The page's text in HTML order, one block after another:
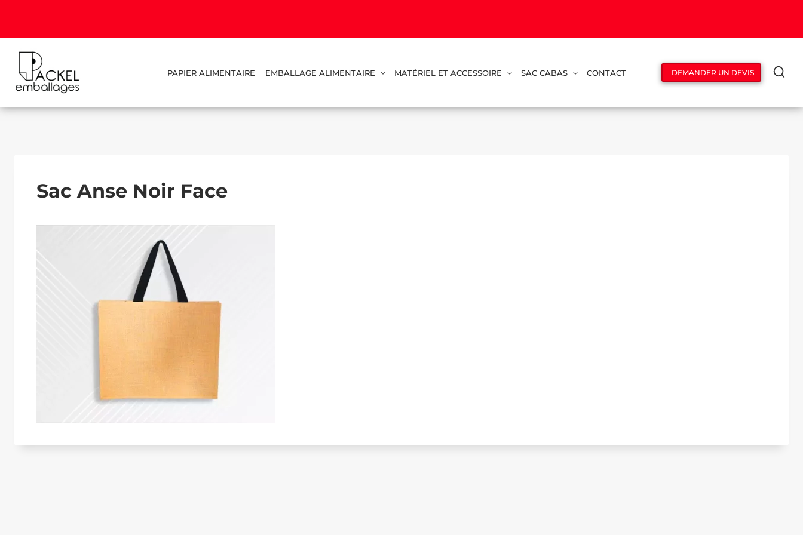
PAPIER ALIMENTAIRE EMBALLAGE ALIMENTAIRE MATÉRIEL ET ACCESSOIRE SAC CABAS CONTACT DEMANDER UN DEVIS
Sac Anse Noir Face